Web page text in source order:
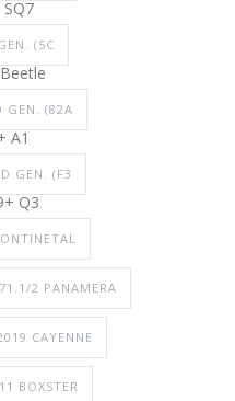
(5C
GEN. (82A
A1
GEN. (F3
Q3
2 PANAMERA
CAYENNE
BOXSTER